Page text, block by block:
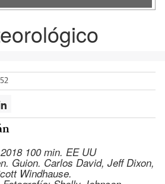
100 min. EE UU
Guion. Carlos David, Jeff Dixon,
Windhause.